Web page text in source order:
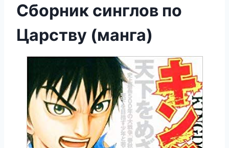
Сборник синглов по
Царству (манга)